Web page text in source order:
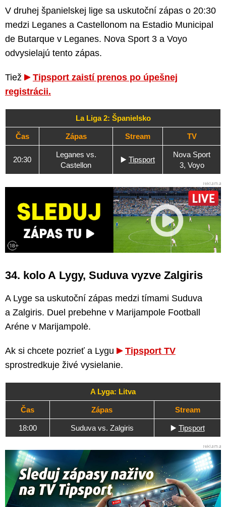
V druhej španielskej lige sa uskutoční zápas o 20:30
medzi Leganes a Castellonom na Estadio Municipal
de Butarque v Leganes. Nova Sport 3 a Voyo
odvysielajú tento zápas.
Tiež
Tipsport zaistí prenos po úpešnej
registrácii.
La Liga 2: Španielsko
Čas Zápas Stream TV
20:30
Leganes vs.
Castellon
▶️ Tipsport
Nova Sport
3, Voyo
34. kolo A Lygy, Suduva vyzve Zalgiris
A Lyge sa uskutoční zápas medzi tímami Suduva
a Zalgiris. Duel prebehne v Marijampole Football
Aréne v Marijampolė.
Ak si chcete pozrieť a Lygu
Tipsport TV
sprostredkuje živé vysielanie.
A Lyga: Litva
Čas Zápas Stream
18:00 Suduva vs. Zalgiris ▶️ Tipsport